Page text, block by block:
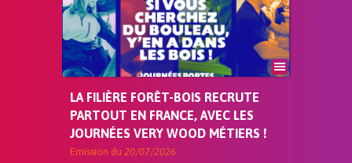
LA FILIÈRE FORÊT-BOIS RECRUTE
PARTOUT EN FRANCE, AVEC LES
JOURNÉES VERY WOOD MÉTIERS !
Emission du 20/07/2026